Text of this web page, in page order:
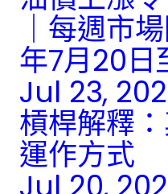
｜每週市
年7月20日
Jul 23,
槓桿解釋
運作方式